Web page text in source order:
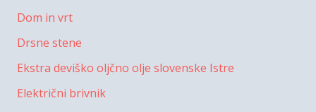
Dom in vrt
Drsne stene
Ekstra deviško oljčno olje slovenske Istre
Električni brivnik